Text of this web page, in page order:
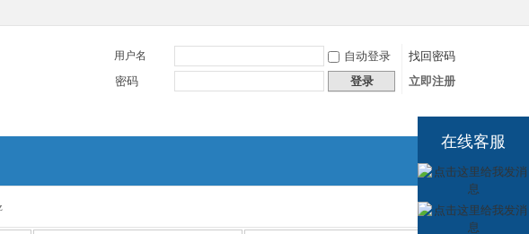
用户名 自动登录
找回密码
密码
登录 立即注册
捷导
航
在线客服